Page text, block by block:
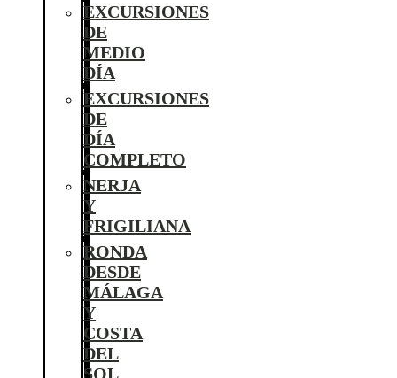
EXCURSIONES
DE
MEDIO
DÍA
EXCURSIONES
DE
DÍA
COMPLETO
NERJA
Y
FRIGILIANA
RONDA
DESDE
MÁLAGA
Y
COSTA
DEL
SOL